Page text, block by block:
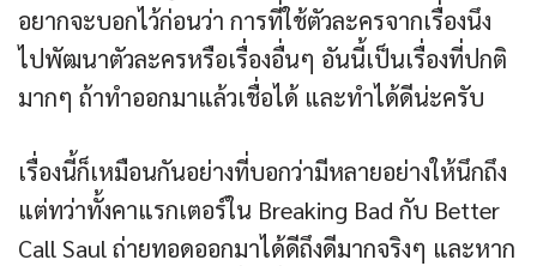
อยากจะบอกไว้ก่อนว่า การที่ใช้ตัวละครจากเรื่องนึง
ไปพัฒนาตัวละครหรือเรื่องอื่นๆ อันนี้เป็นเรื่องที่ปกติ
มากๆ ถ้าทำออกมาแล้วเชื่อได้ และทำได้ดีน่ะครับ
เรื่องนี้ก็เหมือนกันอย่างที่บอกว่ามีหลายอย่างให้นึกถึง
แต่ทว่าทั้งคาแรกเตอร์ใน Breaking Bad กับ Better
Call Saul ถ่ายทอดออกมาได้ดีถึงดีมากจริงๆ และหาก